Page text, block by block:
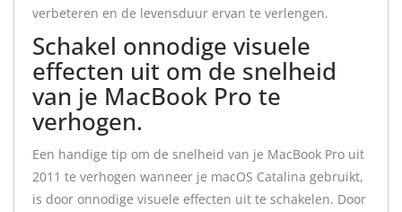
verbeteren en de levensduur ervan te verlengen.
Schakel onnodige visuele
effecten uit om de snelheid
van je MacBook Pro te
verhogen.
Een handige tip om de snelheid van je MacBook Pro uit
2011 te verhogen wanneer je macOS Catalina gebruikt,
is door onnodige visuele effecten uit te schakelen. Door